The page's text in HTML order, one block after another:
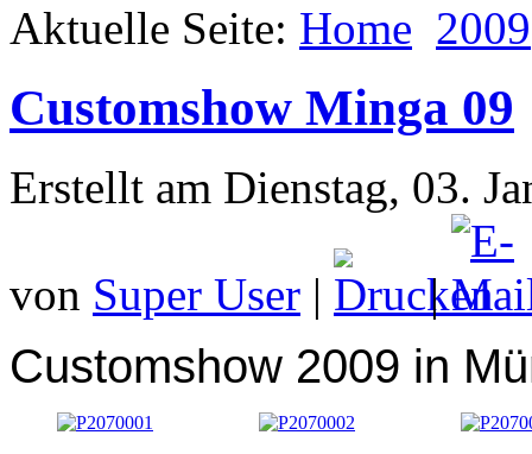
Aktuelle Seite: Home 2009
Customshow Minga 09
Erstellt am Dienstag, 03.
von Super User | |
Customshow 2009 in